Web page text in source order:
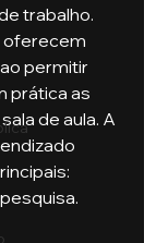
trabalho.
oferecem
permitir
prática as
de aula. A